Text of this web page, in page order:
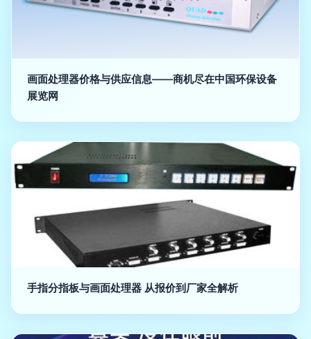
画面处理器价格与供应信息——商机尽在中国环保设备
展览网
手指分指板与画面处理器 从报价到厂家全解析